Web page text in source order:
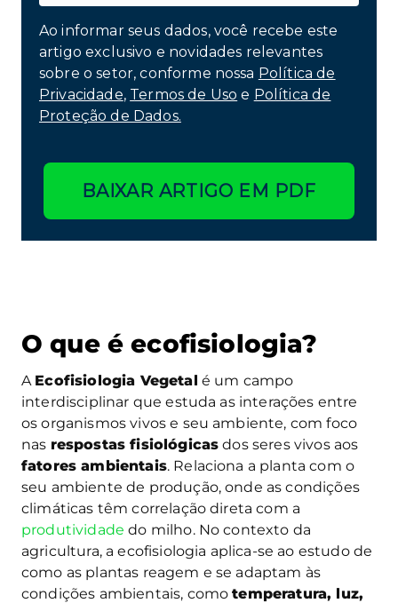
Ao informar seus dados, você recebe este
artigo exclusivo e novidades relevantes
sobre o setor, conforme nossa Política de
Privacidade, Termos de Uso e Política de
Proteção de Dados.
BAIXAR ARTIGO EM PDF
O que é ecofisiologia?
A Ecofisiologia Vegetal é um campo
interdisciplinar que estuda as interações entre
os organismos vivos e seu ambiente, com foco
nas respostas fisiológicas dos seres vivos aos
fatores ambientais. Relaciona a planta com o
seu ambiente de produção, onde as condições
climáticas têm correlação direta com a
produtividade do milho. No contexto da
agricultura, a ecofisiologia aplica-se ao estudo de
como as plantas reagem e se adaptam às
condições ambientais, comotemperatura, luz,